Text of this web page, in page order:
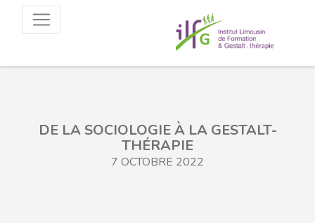
DE LA SOCIOLOGIE À LA GESTALT-
THÉRAPIE
7 OCTOBRE 2022